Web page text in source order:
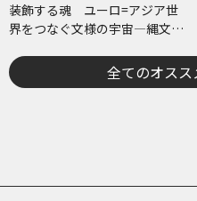
装飾する魂 ユーロ=アジア世
界をつなぐ文様の宇宙―縄文、
全てのオス